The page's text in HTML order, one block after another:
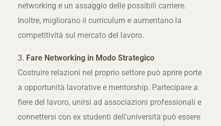
networking e un assaggio delle possibili carriere.
Inoltre, migliorano il curriculum e aumentano la
competitività sul mercato del lavoro.
3. Fare Networking in Modo Strategico
Costruire relazioni nel proprio settore può aprire porte
a opportunità lavorative e mentorship. Partecipare a
fiere del lavoro, unirsi ad associazioni professionali e
connettersi con ex studenti dell’università può essere